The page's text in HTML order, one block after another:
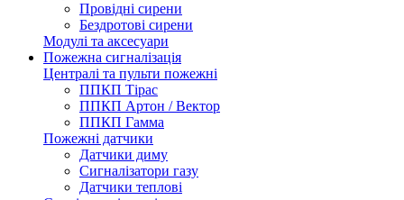
Провідні сирени
Бездротові сирени
Модулі та аксесуари
Пожежна сигналізація
Централі та пульти пожежні
ППКП Тірас
ППКП Артон / Вектор
ППКП Гамма
Пожежні датчики
Датчики диму
Сигналізатори газу
Датчики теплові